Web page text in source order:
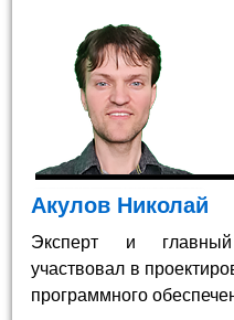
Акулов Николай
Эксперт и главный
участвовал в
программного